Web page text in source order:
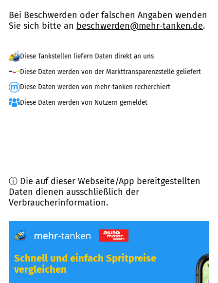
Bei Beschwerden oder falschen Angaben wenden
Sie sich bitte an beschwerden@mehr-tanken.de.
Diese Tankstellen liefern Daten direkt an uns
Diese Daten werden von der Markttransparenzstelle geliefert
Diese Daten werden von mehr-tanken recherchiert
Diese Daten werden von Nutzern gemeldet
ⓘ Die auf dieser Webseite/App bereitgestellten
Daten dienen ausschließlich der
Verbraucherinformation.
Schnell und einfach Spritpreise
vergleichen